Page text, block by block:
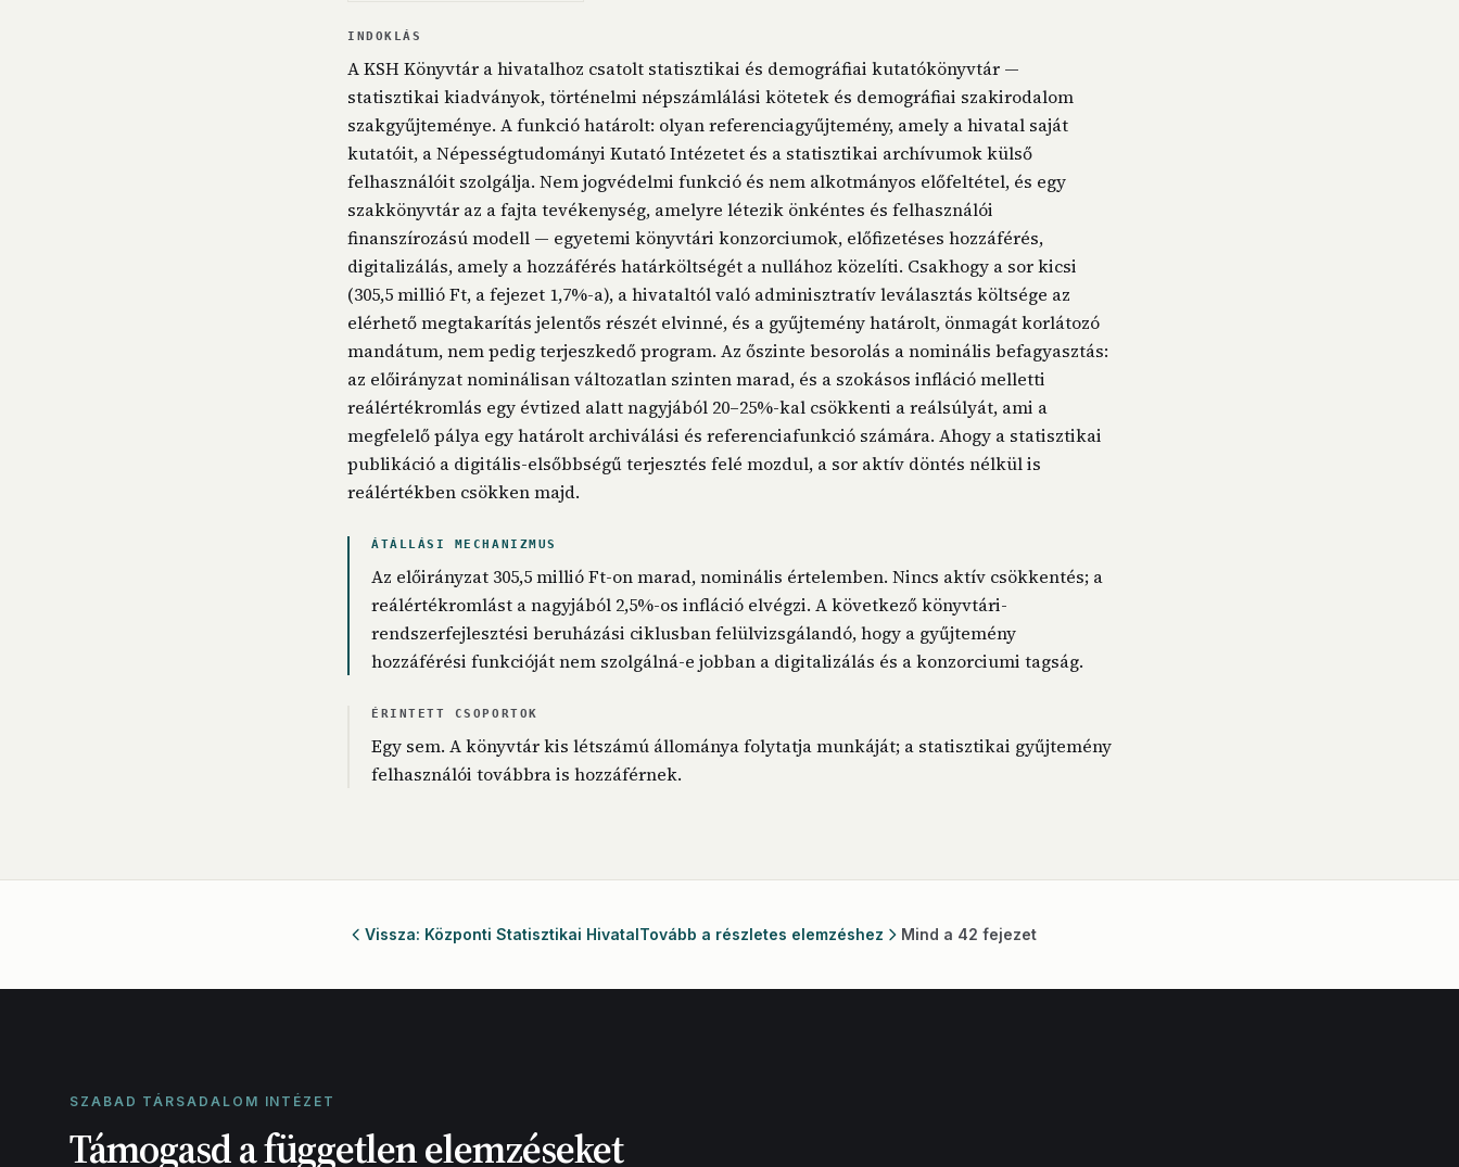
INDOKLÁS
A KSH Könyvtár a hivatalhoz csatolt statisztikai és demográfiai kutatókönyvtár —
statisztikai kiadványok, történelmi népszámlálási kötetek és demográfiai szakirodalom
szakgyűjteménye. A funkció határolt: olyan referenciagyűjtemény, amely a hivatal saját
kutatóit, a Népességtudományi Kutató Intézetet és a statisztikai archívumok külső
felhasználóit szolgálja. Nem jogvédelmi funkció és nem alkotmányos előfeltétel, és egy
szakkönyvtár az a fajta tevékenység, amelyre létezik önkéntes és felhasználói
finanszírozású modell — egyetemi könyvtári konzorciumok, előfizetéses hozzáférés,
digitalizálás, amely a hozzáférés határköltségét a nullához közelíti. Csakhogy a sor kicsi
(305,5 millió Ft, a fejezet 1,7%-a), a hivataltól való adminisztratív leválasztás költsége az
elérhető megtakarítás jelentős részét elvinné, és a gyűjtemény határolt, önmagát korlátozó
mandátum, nem pedig terjeszkedő program. Az őszinte besorolás a nominális befagyasztás:
az előirányzat nominálisan változatlan szinten marad, és a szokásos infláció melletti
reálértékromlás egy évtized alatt nagyjából 20–25%-kal csökkenti a reálsúlyát, ami a
megfelelő pálya egy határolt archiválási és referenciafunkció számára. Ahogy a statisztikai
publikáció a digitális-elsőbbségű terjesztés felé mozdul, a sor aktív döntés nélkül is
reálértékben csökken majd.
ÁTÁLLÁSI MECHANIZMUS
Az előirányzat 305,5 millió Ft-on marad, nominális értelemben. Nincs aktív csökkentés; a
reálértékromlást a nagyjából 2,5%-os infláció elvégzi. A következő könyvtári-
rendszerfejlesztési beruházási ciklusban felülvizsgálandó, hogy a gyűjtemény
hozzáférési funkcióját nem szolgálná-e jobban a digitalizálás és a konzorciumi tagság.
ÉRINTETT CSOPORTOK
Egy sem. A könyvtár kis létszámú állománya folytatja munkáját; a statisztikai gyűjtemény
felhasználói továbbra is hozzáférnek.
Vissza: Központi Statisztikai HivatalTovább a részletes elemzéshez Mind a 42 fejezet
SZABAD TÁRSADALOM INTÉZET
Támogasd a független elemzéseket